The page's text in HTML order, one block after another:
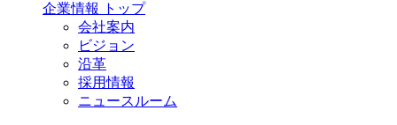
企業情報 トップ
会社案内
ビジョン
沿革
採用情報
ニュースルーム